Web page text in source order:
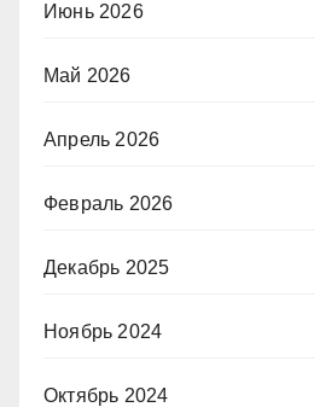
Июнь 2026
Май 2026
Апрель 2026
Февраль 2026
Декабрь 2025
Ноябрь 2024
Октябрь 2024